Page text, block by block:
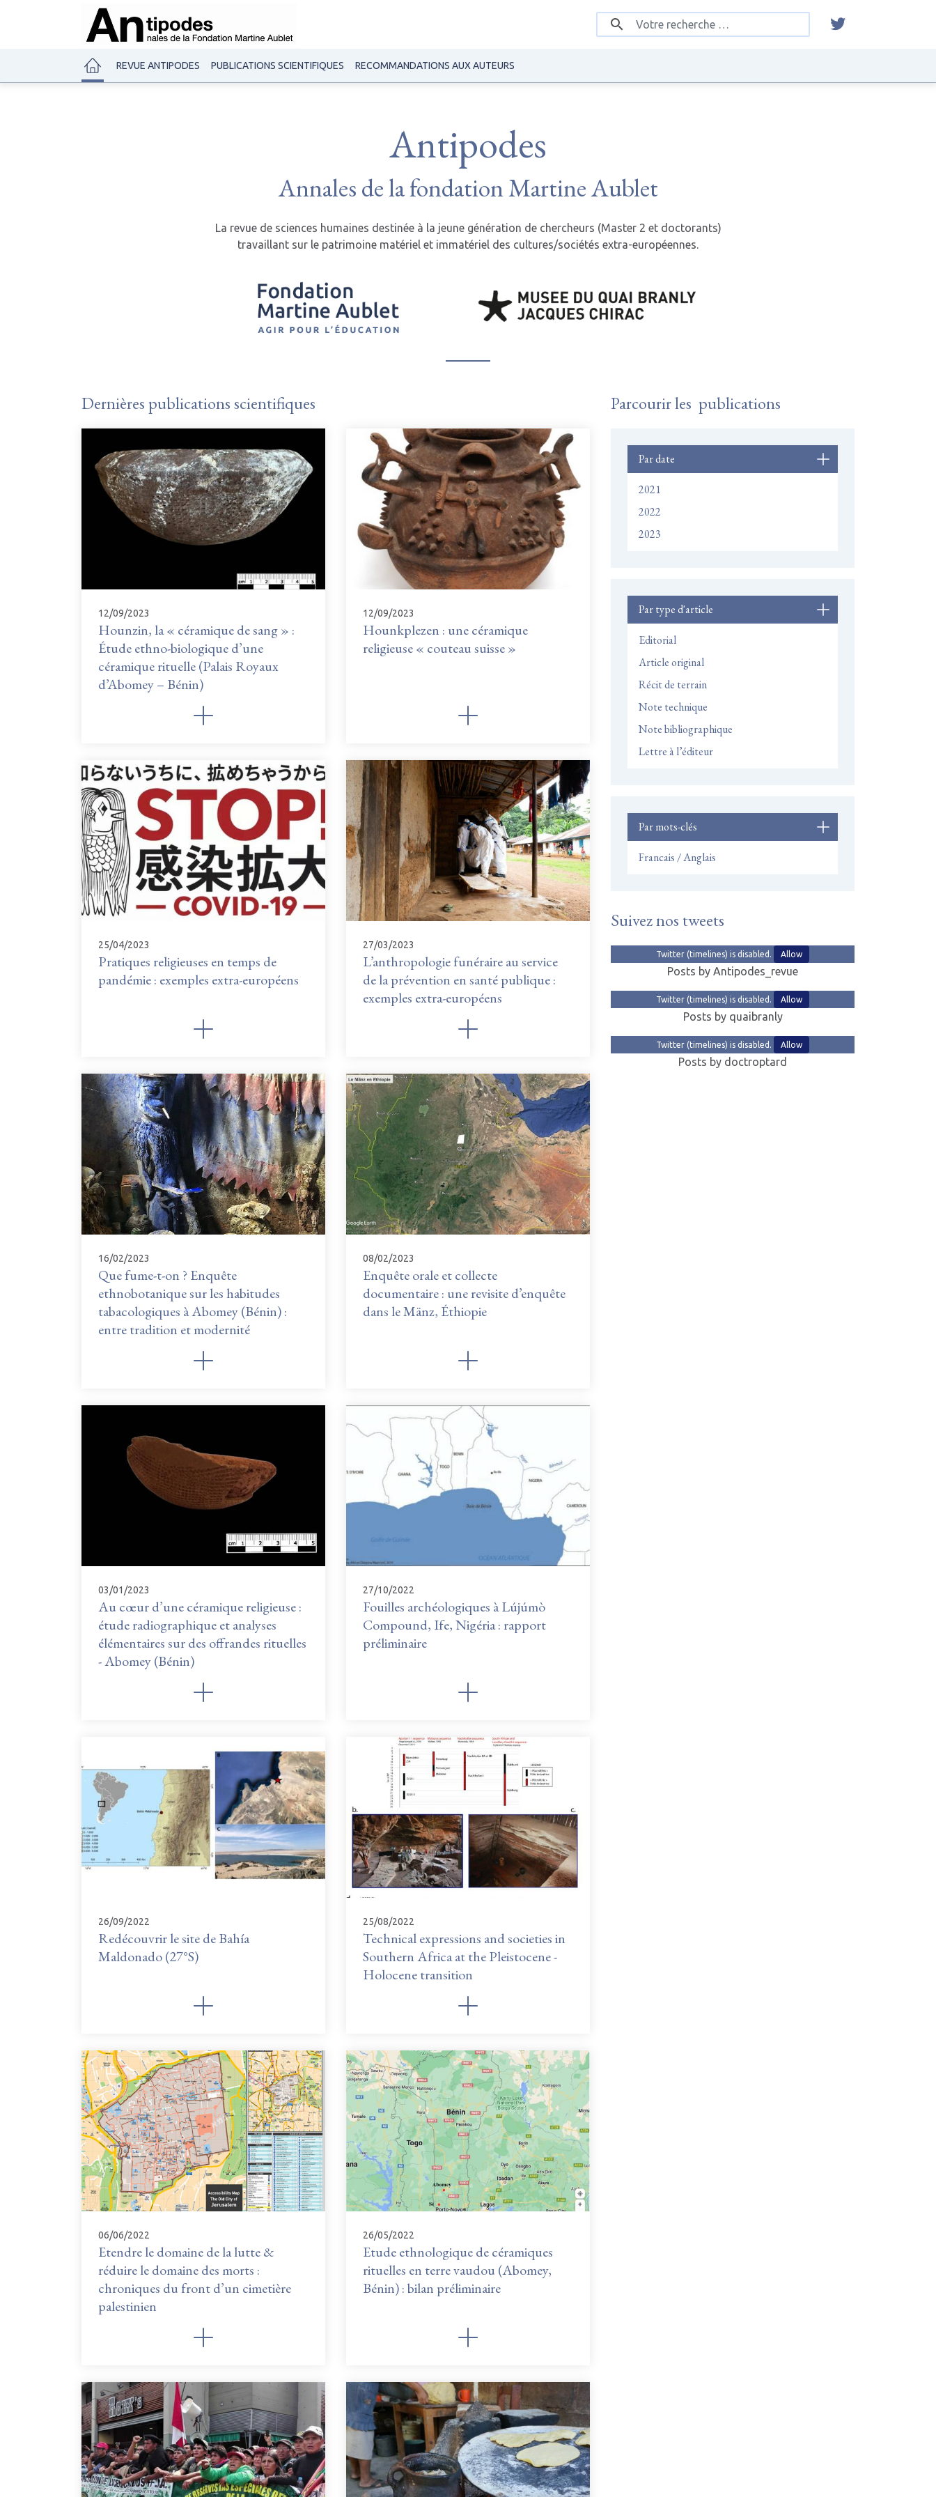
REVUE ANTIPODES PUBLICATIONS SCIENTIFIQUES RECOMMANDATIONS AUX AUTEURS
Antipodes
Annales de la fondation Martine Aublet
La revue de sciences humaines destinée à la jeune génération de chercheurs (Master 2 et doctorants)
travaillant sur le patrimoine matériel et immatériel des cultures/sociétés extra-européennes.
Dernières publications scientifiques
12/09/2023
Hounzin, la « céramique de sang » :
Étude ethno-biologique d’une
céramique rituelle (Palais Royaux
d’Abomey – Bénin)
12/09/2023
Hounkplezen : une céramique
religieuse « couteau suisse »
25/04/2023
Pratiques religieuses en temps de
pandémie : exemples extra-européens
27/03/2023
L’anthropologie funéraire au service
de la prévention en santé publique :
exemples extra-européens
16/02/2023
Que fume-t-on ? Enquête
ethnobotanique sur les habitudes
tabacologiques à Abomey (Bénin) :
entre tradition et modernité
08/02/2023
Enquête orale et collecte
documentaire : une revisite d’enquête
dans le Mänz, Éthiopie
03/01/2023
Au cœur d’une céramique religieuse :
étude radiographique et analyses
élémentaires sur des offrandes rituelles
- Abomey (Bénin)
27/10/2022
Fouilles archéologiques à Lújúmò
Compound, Ife, Nigéria : rapport
préliminaire
26/09/2022
Redécouvrir le site de Bahía
Maldonado (27°S)
25/08/2022
Technical expressions and societies in
Southern Africa at the Pleistocene -
Holocene transition
06/06/2022
Etendre le domaine de la lutte &
réduire le domaine des morts :
chroniques du front d’un cimetière
palestinien
26/05/2022
Etude ethnologique de céramiques
rituelles en terre vaudou (Abomey,
Bénin) : bilan préliminaire
Parcourir les publications
Par date
2021
2022
2023
Par type d'article
Editorial
Article original
Récit de terrain
Note technique
Note bibliographique
Lettre à l’éditeur
Par mots-clés
Francais / Anglais
Suivez nos tweets
Twitter (timelines) is disabled. Allow
Posts by Antipodes_revue
Twitter (timelines) is disabled. Allow
Posts by quaibranly
Twitter (timelines) is disabled. Allow
Posts by doctroptard